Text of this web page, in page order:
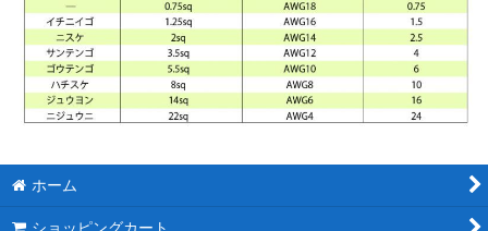
ホーム
ショッピングカート